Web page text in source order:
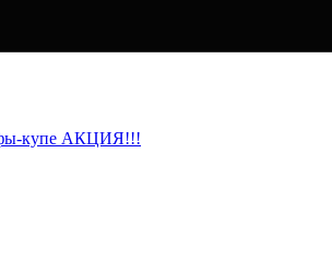
купе АКЦИЯ!!!